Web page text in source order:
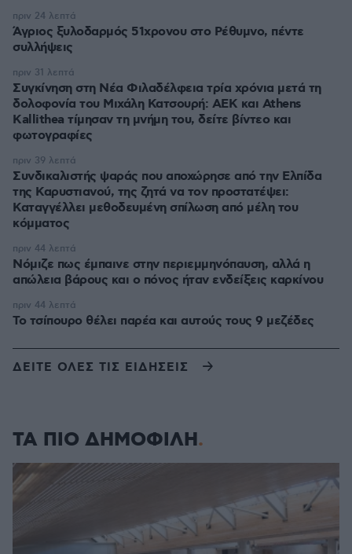
Άγριος ξυλοδαρμός 51χρονου στο Ρέθυμνο, πέντε
συλλήψεις
πριν 24 λεπτά
Συγκίνηση στη Νέα Φιλαδέλφεια τρία χρόνια μετά τη
δολοφονία του Μιχάλη Κατσουρή: ΑΕΚ και Athens
Kallithea τίμησαν τη μνήμη του, δείτε βίντεο και
φωτογραφίες
πριν 31 λεπτά
Συνδικαλιστής ψαράς που αποχώρησε από την Ελπίδα
της Καρυστιανού, της ζητά να τον προστατέψει:
Καταγγέλλει μεθοδευμένη σπίλωση από μέλη του
κόμματος
πριν 39 λεπτά
Νόμιζε πως έμπαινε στην περιεμμηνόπαυση, αλλά η
απώλεια βάρους και ο πόνος ήταν ενδείξεις καρκίνου
πριν 44 λεπτά
Το τσίπουρο θέλει παρέα και αυτούς τους 9 μεζέδες
πριν 44 λεπτά
ΔΕΙΤΕ ΟΛΕΣ ΤΙΣ ΕΙΔΗΣΕΙΣ
ΤΑ ΠΙΟ ΔΗΜΟΦΙΛΗ